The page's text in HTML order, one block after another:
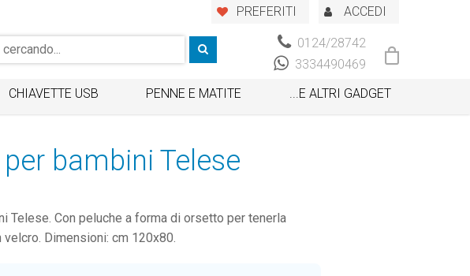
PREFERITI ACCEDI
0124/28742
3334490469
CHIAVETTE USB PENNE E MATITE ...E ALTRI GADGET
bambini Telese
Telese. Con peluche a forma di orsetto per tenerla
velcro. Dimensioni: cm 120x80.